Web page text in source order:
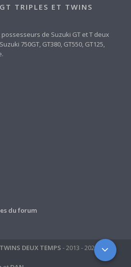
TRIPLES ET TWINS
de Suzuki GT et T deux
750GT, GT380, GT550, GT125,
du forum
DEUX TEMPS - 2013 - 2024 - tous